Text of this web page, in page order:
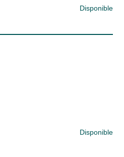
Disponible
Disponible